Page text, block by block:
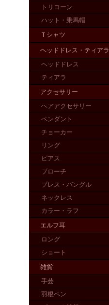
トリコーン
ハット・乗馬帽
Ｔシャツ
ヘッドドレス・ティアラ
ヘッドドレス
ティアラ
アクセサリー
ヘアアクセサリー
ペンダント
チョーカー
リング
ピアス
ブローチ
ブレス・バングル
ネックレス
カラー・ラフ
エルフ耳
ロング
ショート
雑貨
手芸
羽根ペン